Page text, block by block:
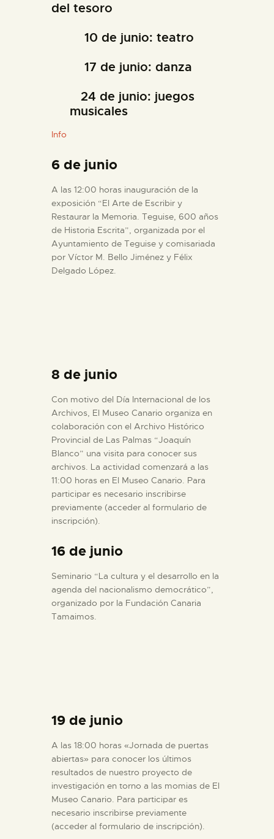
del tesoro
10 de junio: teatro
17 de junio: danza
24 de junio: juegos
musicales
Info
6 de junio
A las 12:00 horas inauguración de la
exposición “El Arte de Escribir y
Restaurar la Memoria. Teguise, 600 años
de Historia Escrita”, organizada por el
Ayuntamiento de Teguise y comisariada
por Víctor M. Bello Jiménez y Félix
Delgado López.
8 de junio
Con motivo del Día Internacional de los
Archivos, El Museo Canario organiza en
colaboración con el Archivo Histórico
Provincial de Las Palmas “Joaquín
Blanco” una visita para conocer sus
archivos. La actividad comenzará a las
11:00 horas en El Museo Canario. Para
participar es necesario inscribirse
previamente (acceder al formulario de
inscripción).
16 de junio
Seminario “La cultura y el desarrollo en la
agenda del nacionalismo democrático”,
organizado por la Fundación Canaria
Tamaimos.
19 de junio
A las 18:00 horas «Jornada de puertas
abiertas» para conocer los últimos
resultados de nuestro proyecto de
investigación en torno a las momias de El
Museo Canario. Para participar es
necesario inscribirse previamente
(acceder al formulario de inscripción).